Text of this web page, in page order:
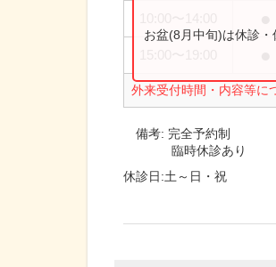
外来受付時間・内容等に
お盆(8月中旬)は休診・
備考: 完全予約制
臨時休診あり
休診日:土～日・祝